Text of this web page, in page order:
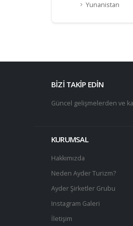
Yunanistan
BİZİ TAKİP EDİN
Güncel gelişmelerden ve
KURUMSAL
Hakkımızda
Neden Ayder Turizm?
Ayder Şirketler Grubu
Instagram Galeri
İletişim